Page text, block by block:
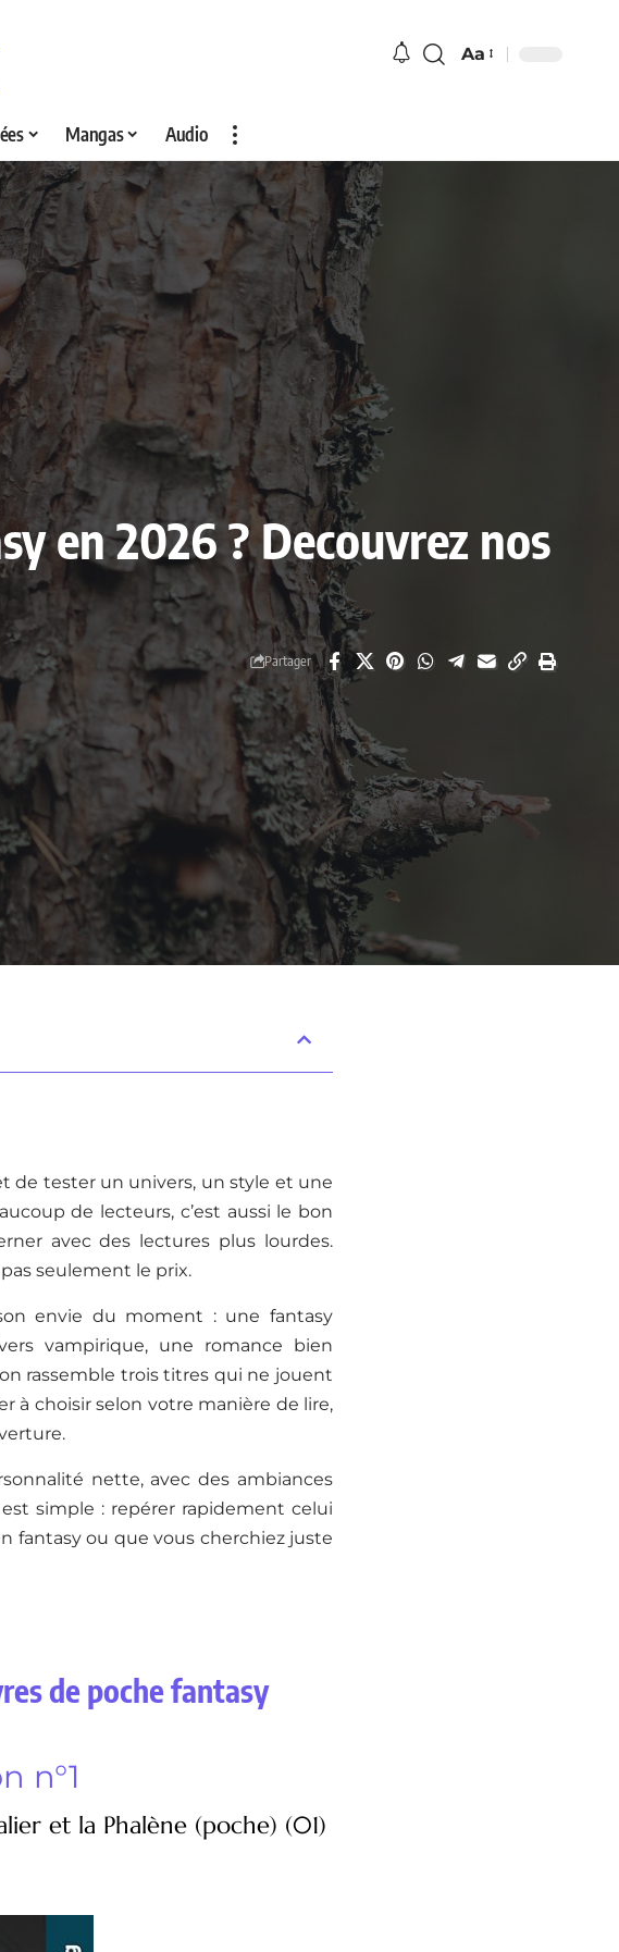
Aa
Mangas Audio
en 2026 ? Decouvrez nos
Partager
de tester un univers, un style et une
de lecteurs, c’est aussi le bon
avec des lectures plus lourdes.
seulement le prix.
envie du moment : une fantasy
vampirique, une romance bien
rassemble trois titres qui ne jouent
à choisir selon votre manière de lire,
nette, avec des ambiances
simple : repérer rapidement celui
fantasy ou que vous cherchiez juste
de poche fantasy
n°1
et la Phalène (poche) (01)